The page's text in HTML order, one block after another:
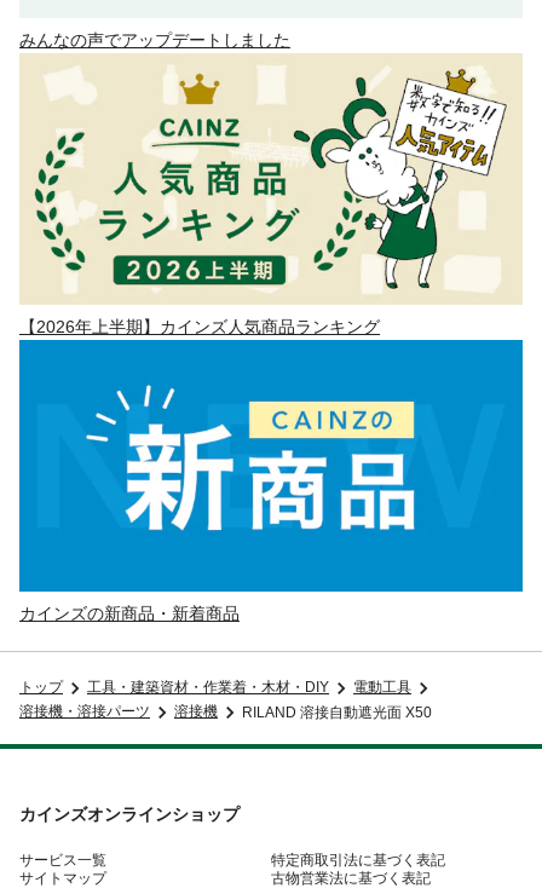
みんなの声でアップデートしました
【2026年上半期】カインズ人気商品ランキング
カインズの新商品・新着商品
トップ 工具・建築資材・作業着・木材・DIY
電動工具
溶接機・溶接パーツ
溶接機 RILAND 溶接自動遮光面 X50
カインズオンラインショップ
サービス一覧
サイトマップ
特定商取引法に基づく表記
古物営業法に基づく表記